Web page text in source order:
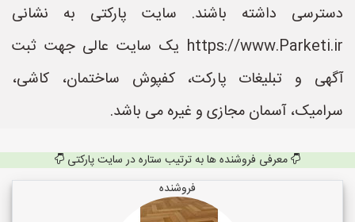
دسترسی داشته باشند. سایت پارکتی به نشانی
https://www.Parketi.ir یک سایت عالی جهت ثبت
آگهی و تبلیغات پارکت، کفپوش ساختمان، کاشی،
سرامیک، آسمان مجازی و غیره می باشد.
معرفی فروشنده ها به ترتیب ستاره در سایت پارکتی
فروشنده